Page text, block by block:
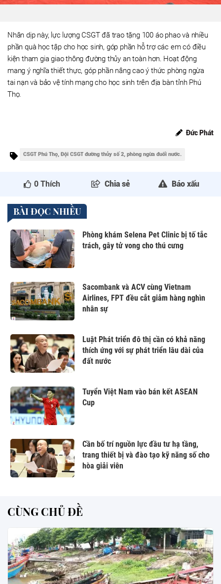
Nhân dịp này, lực lượng CSGT đã trao tặng 100 áo phao và nhiều
phần quà học tập cho học sinh, góp phần hỗ trợ các em có điều
kiện tham gia giao thông đường thủy an toàn hơn. Hoạt động
mang ý nghĩa thiết thực, góp phần nâng cao ý thức phòng ngừa
tai nạn và bảo vệ tính mạng cho học sinh trên địa bàn tỉnh Phú
Thọ.
Đức Phát
CSGT Phú Thọ, Đội CSGT đường thủy số 2, phòng ngừa đuối nước.
0 Thích Chia sẻ Báo xấu
BÀI ĐỌC NHIỀU
Phòng khám Selena Pet Clinic bị tố tắc
trách, gây tử vong cho thú cưng
Sacombank và ACV cùng Vietnam
Airlines, FPT đều cắt giảm hàng nghìn
nhân sự
Luật Phát triển đô thị cần có khả năng
thích ứng với sự phát triển lâu dài của
đất nước
Tuyển Việt Nam vào bán kết ASEAN
Cup
Cần bố trí nguồn lực đầu tư hạ tầng,
trang thiết bị và đào tạo kỹ năng số cho
hòa giải viên
CÙNG CHỦ ĐỀ